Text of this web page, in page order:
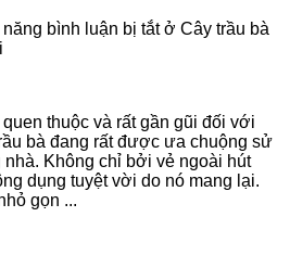
bình luận bị tắtở Cây trầu bà
thuộc và rất gần gũi đối với
bà đang rất được ưa chuộng sử
Không chỉ bởi vẻ ngoài hút
dụng tuyệt vời do nó mang lại.
gọn ...